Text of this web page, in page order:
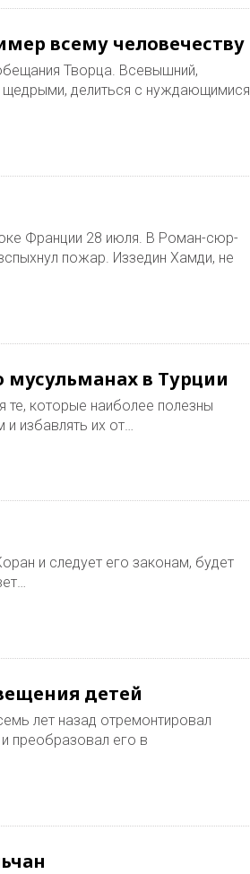
всему человечеству
Творца. Всевышний,
щедрыми, делиться с нуждающимися
Франции 28 июля. В Роман-сюр-
пожар. Иззедин Хамди, не
мусульманах в Турции
те, которые наиболее полезны
избавлять их от…
и следует его законам, будет
детей
лет назад отремонтировал
преобразовал его в